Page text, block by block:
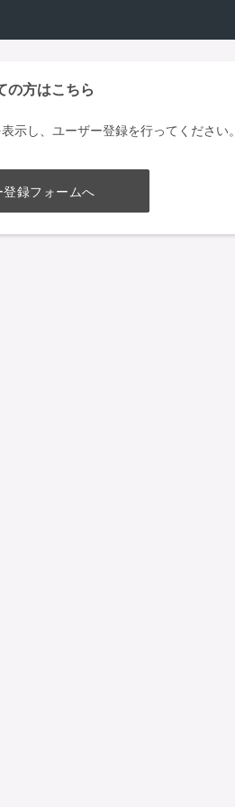
の方はこちら
示し、ユーザー登録を行ってください。
登録フォームへ